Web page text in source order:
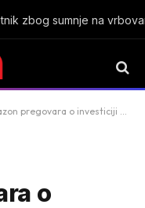
Gora u polufinalu
o investiciji od 50 milijardi dolara u OpenAI
o